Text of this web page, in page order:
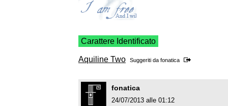
Carattere Identificato
Aquiline Two Suggeriti da fonatica
fonatica
24/07/2013 alle 01:12